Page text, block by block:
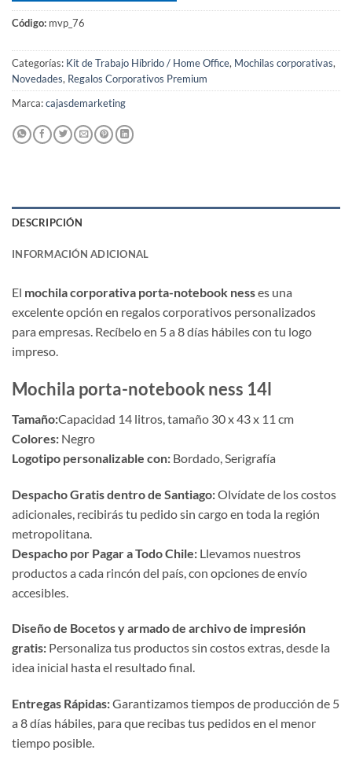
Código: mvp_76
Categorías: Kit de Trabajo Híbrido / Home Office, Mochilas corporativas,
Novedades, Regalos Corporativos Premium
Marca:cajasdemarketing
DESCRIPCIÓN
INFORMACIÓN ADICIONAL
El mochila corporativa porta-notebook nesses una
excelente opción en regalos corporativos personalizados
para empresas. Recíbelo en 5 a 8 días hábiles con tu logo
impreso.
Mochila porta-notebook ness 14l
Tamaño:Capacidad 14 litros, tamaño 30 x 43 x 11 cm
Colores: Negro
Logotipo personalizable con: Bordado, Serigrafía
Despacho Gratis dentro de Santiago:Olvídate de los costos
adicionales, recibirás tu pedido sin cargo en toda la región
metropolitana.
Despacho por Pagar a Todo Chile: Llevamos nuestros
productos a cada rincón del país, con opciones de envío
accesibles.
Diseño de Bocetos y armado de archivo de impresión
gratis: Personaliza tus productos sin costos extras, desde la
idea inicial hasta el resultado final.
Entregas Rápidas:Garantizamos tiempos de producción de 5
a 8 días hábiles, para que recibas tus pedidos en el menor
tiempo posible.